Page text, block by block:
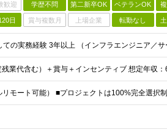
歓迎 学歴不問 第二新卒OK ベテランOK
日 賞与複数月 上場企業 転勤なし